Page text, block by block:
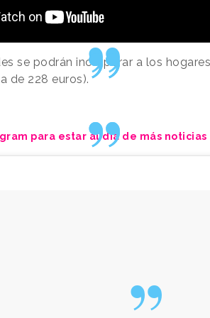
se podrán incorporar a los
de 228 euros).
para estar al día de más noticias